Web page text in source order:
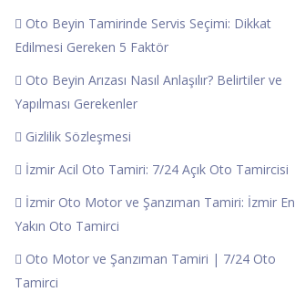
Oto Beyin Tamirinde Servis Seçimi: Dikkat
Edilmesi Gereken 5 Faktör
Oto Beyin Arızası Nasıl Anlaşılır? Belirtiler ve
Yapılması Gerekenler
Gizlilik Sözleşmesi
İzmir Acil Oto Tamiri: 7/24 Açık Oto Tamircisi
İzmir Oto Motor ve Şanzıman Tamiri: İzmir En
Yakın Oto Tamirci
Oto Motor ve Şanzıman Tamiri | 7/24 Oto
Tamirci